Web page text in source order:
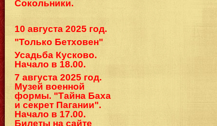
Сокольники.
10 августа 2025 год.
"Только Бетховен"
Усадьба Кусково.
Начало в 18.00.
7 августа 2025 год.
Музей военной
формы. "Тайна Баха
и секрет Пагании".
Начало в 17.00.
Билеты на сайте